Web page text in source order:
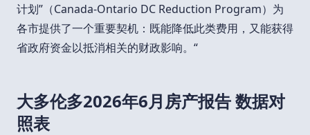
计划”（Canada-Ontario DC Reduction Program）为
各市提供了一个重要契机：既能降低此类费用，又能获得
省政府资金以抵消相关的财政影响。“
大多伦多2026年6月房产报告 数据对
照表